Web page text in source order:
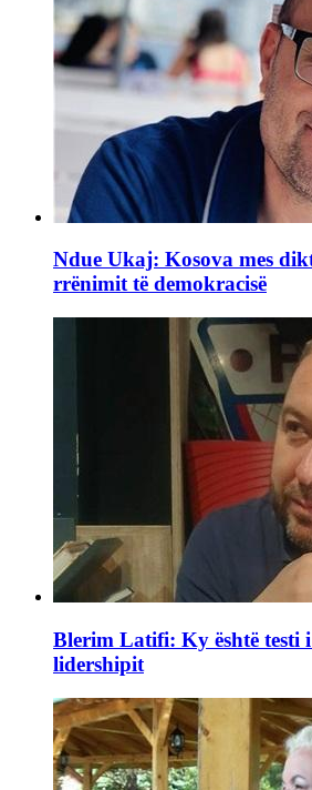
Ndue Ukaj: Kosova mes
rrënimit të demokracisë
Blerim Latifi: Ky është
lidershipit